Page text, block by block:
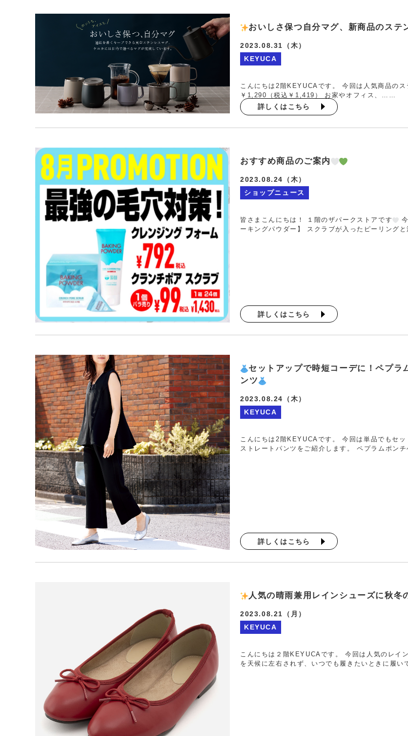
おいしさ保つ自分マグ、新商品のステ
2023.08.31（木）
KEYUCA
こんにちは2階KEYUCAです。 今回は人気商品の
￥1,290（税込￥1,419） お家やオフィス、……
詳しくはこちら
おすすめ商品のご案内
2023.08.24（木）
ショップニュース
皆さまこんにちは！ １階のザパークストアです
ーキングパウダー】 スクラブが入ったピーリング
詳しくはこちら
セットアップで時短コーデに！ペプ
ンツ
2023.08.24（木）
KEYUCA
こんにちは2階KEYUCAです。 今回は単品でもセ
ストレートパンツをご紹介します。 ペプラムポン
詳しくはこちら
人気の晴雨兼用レインシューズに秋冬
2023.08.21（月）
KEYUCA
こんにちは２階KEYUCAです。 今回は人気のレ
を天候に左右されず、いつでも履きたいときに履